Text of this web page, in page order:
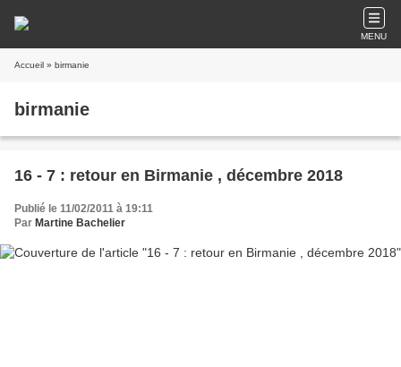
MENU
Accueil » birmanie
birmanie
16 - 7 : retour en Birmanie , décembre 2018
Publié le 11/02/2011 à 19:11
Par Martine Bachelier